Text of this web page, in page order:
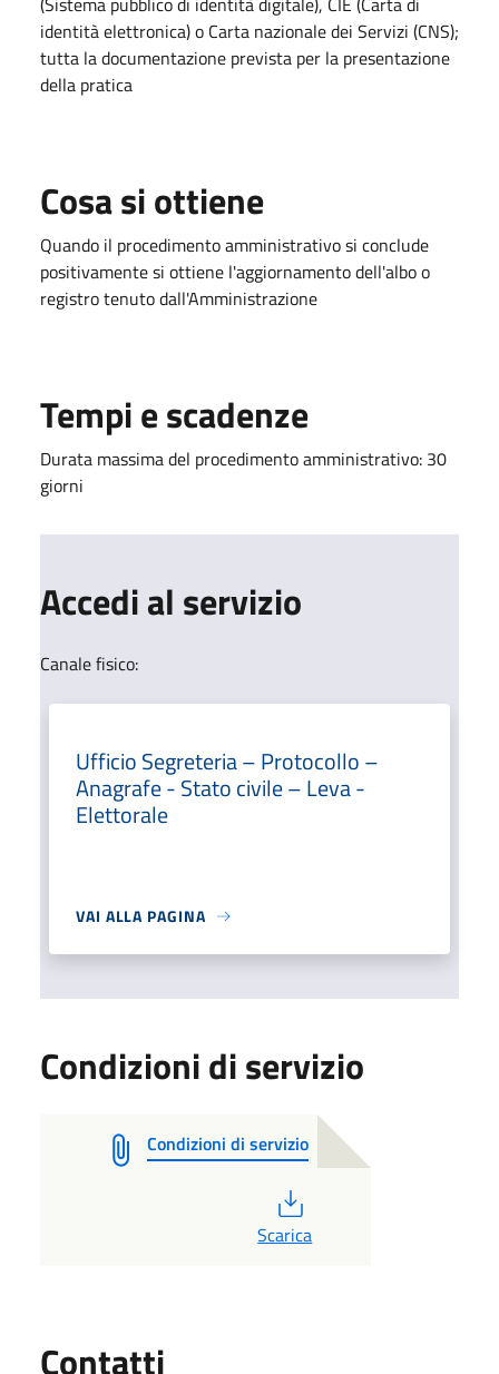
identità elettronica) o Carta nazionale dei Servizi (CNS);
tutta la documentazione prevista per la presentazione
della pratica
Cosa si ottiene
Quando il procedimento amministrativo si conclude
positivamente si ottiene l'aggiornamento dell'albo o
registro tenuto dall'Amministrazione
Tempi e scadenze
Durata massima del procedimento amministrativo: 30
giorni
Accedi al servizio
Canale fisico:
Ufficio Segreteria – Protocollo –
Anagrafe - Stato civile – Leva -
Elettorale
VAI ALLA PAGINA
Condizioni di servizio
Condizioni di servizio
Scarica
Contatti